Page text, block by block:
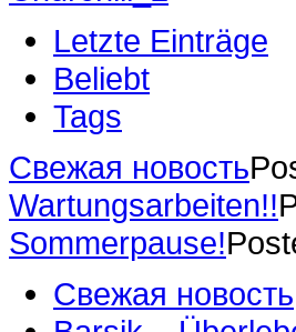
Letzte Einträge
Beliebt
Tags
Свежая новость
Wartungsarbeiten!!
Sommerpause!
Свежая новость